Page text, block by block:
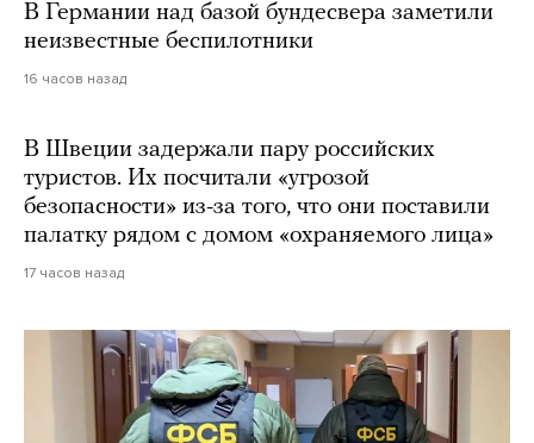
В Германии над базой бундесвера заметили
неизвестные беспилотники
16 часов назад
В Швеции задержали пару российских
туристов. Их посчитали «угрозой
безопасности» из-за того, что они поставили
палатку рядом с домом «охраняемого лица»
17 часов назад